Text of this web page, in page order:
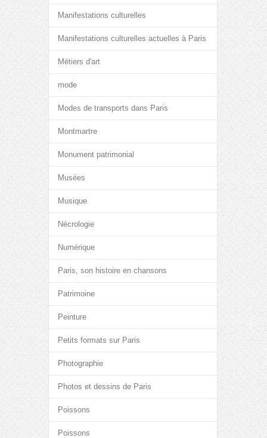
Manifestations culturelles
Manifestations culturelles actuelles à Paris
Métiers d'art
mode
Modes de transports dans Paris
Montmartre
Monument patrimonial
Musées
Musique
Nécrologie
Numérique
Paris, son histoire en chansons
Patrimoine
Peinture
Petits formats sur Paris
Photographie
Photos et dessins de Paris
Poissons
Poissons